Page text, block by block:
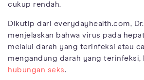
cukup rendah.
Dikutip dari everydayhealth.com,
menjelaskan bahwa virus pada
melalui darah yang terinfeksi atau
mengandung darah yang terinfeksi,
hubungan seks.